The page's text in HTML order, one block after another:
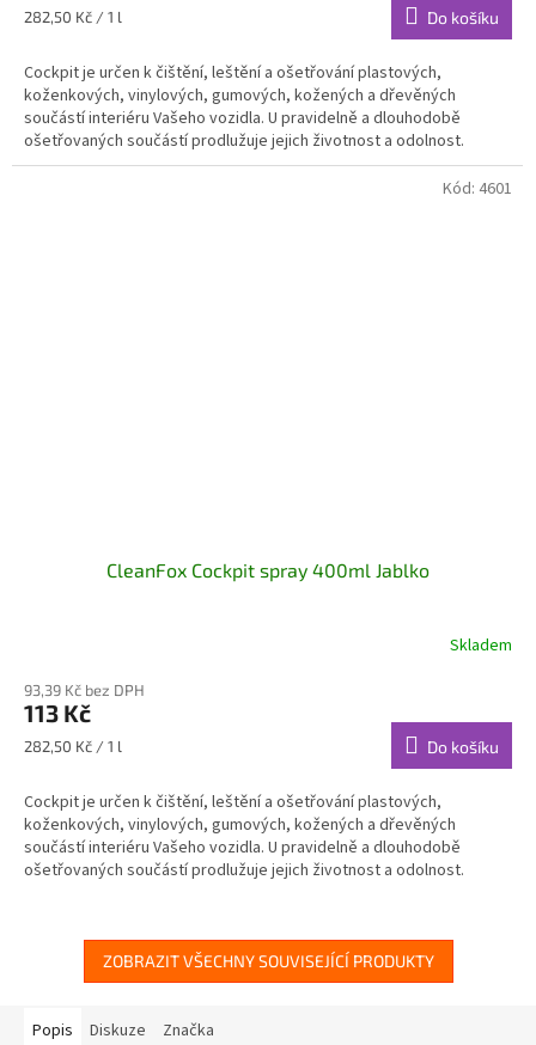
Měrná
282,50 Kč / 1 l Do košíku
Cockpit je určen k čištění, leštění a ošetřování plastových,
koženkových, vinylových, gumových, kožených a dřevěných
součástí interiéru Vašeho vozidla. U pravidelně a dlouhodobě
ošetřovaných součástí prodlužuje jejich životnost a odolnost.
CleanFox Cockpit spray 400ml Jablko
Skladem
93,39 Kč bez DPH
113 Kč
Měrná
282,50 Kč / 1 l Do košíku
Cockpit je určen k čištění, leštění a ošetřování plastových,
koženkových, vinylových, gumových, kožených a dřevěných
součástí interiéru Vašeho vozidla. U pravidelně a dlouhodobě
ošetřovaných součástí prodlužuje jejich životnost a odolnost.
Kód: 4601
ZOBRAZIT VŠECHNY SOUVISEJÍCÍ PRODUKTY
Popis Diskuze Značka